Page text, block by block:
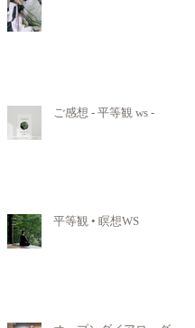
ご感想 - 平等観 ws -
平等観 • 瞑想WS